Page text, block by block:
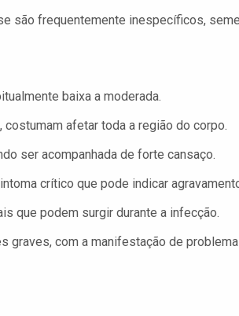
são frequentemente inespecíficos,
baixa a moderada.
afetar toda a região do corpo.
ser acompanhada de forte cansaço.
crítico que pode indicar
que podem surgir durante a infecção.
graves, com a manifestação de